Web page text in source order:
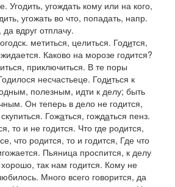
. Угодить, угождать кому или на кого,
угожать во что, попадать, напр.
вдруг отплачу.
метиться, целиться. Годится,
Каково на морозе годится?
приключиться. В те поры
несчастьеце. Годиться к
полезным, идти к делу; быть
Он теперь в дело не годится,
Гожаться, гождаться пенз.
то и не годится. Что где родится,
что родится, то и годится, Где что
. Пьяница проспится, к делу
так нам годится. Кому не
Много всего говорится, да